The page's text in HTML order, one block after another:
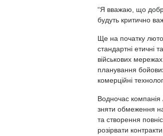
“Я вважаю, що
будуть критично
Ще на початку
стандартні етичні
військових
планування
комерційні
Водночас компанія
зняти обмеження
та створення
розірвати